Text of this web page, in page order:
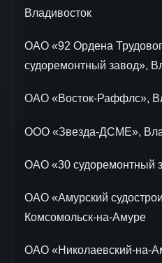
Владивосток
ОАО «92 Ордена
судоремонтный завод»,
ОАО «Восток-Раффлс»,
ООО «Звезда-ДСМЕ»,
ОАО «30 судоремонтный
ОАО «Амурский
Комсомольск-на-Амуре
ОАО «Николаевский-на-